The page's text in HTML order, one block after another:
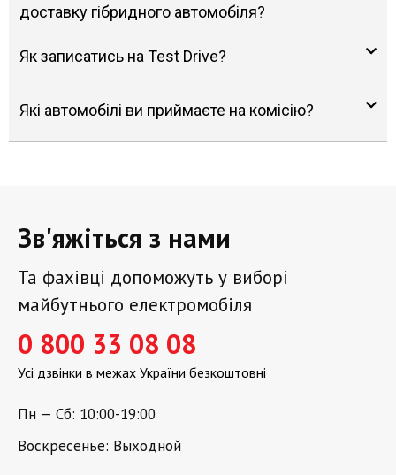
доставку гібридного автомобіля?
Як записатись на Test Drive?
Які автомобілі ви приймаєте на комісію?
Зв'яжіться з нами
Та фахівці допоможуть у виборі
майбутнього електромобіля
0 800 33 08 08
Усі дзвінки в межах України безкоштовні
Пн — Сб: 10:00-19:00
Воскресенье: Выходной